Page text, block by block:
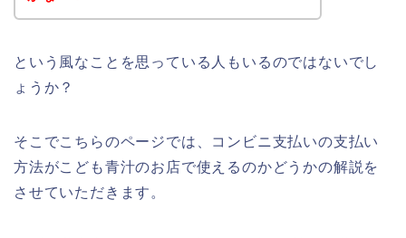
という風なことを思っている人もいるのではないでし
ょうか？
そこでこちらのページでは、コンビニ支払いの支払い
方法がこども青汁のお店で使えるのかどうかの解説を
させていただきます。